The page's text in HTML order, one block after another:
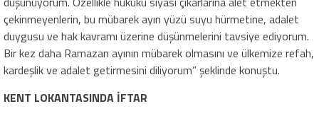
çekinmeyenlerin, bu mübarek ayın yüzü suyu hürmetine, adalet
duygusu ve hak kavramı üzerine düşünmelerini tavsiye ediyorum.
Bir kez daha Ramazan ayının mübarek olmasını ve ülkemize refah,
kardeşlik ve adalet getirmesini diliyorum” şeklinde konuştu.
KENT LOKANTASINDA İFTAR